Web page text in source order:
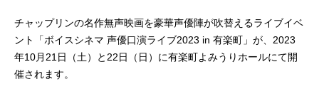
チャップリンの名作無声映画を豪華声優陣が吹替えるライブイベ
ント「ボイスシネマ 声優口演ライブ2023 in 有楽町」が、2023
年10月21日（土）と22日（日）に有楽町よみうりホールにて開
催されます。